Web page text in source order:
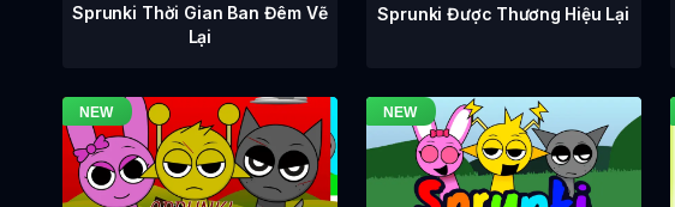
Sprunki Thời Gian Ban Đêm Vẽ
Lại
Sprunki Được Thương Hiệu Lại